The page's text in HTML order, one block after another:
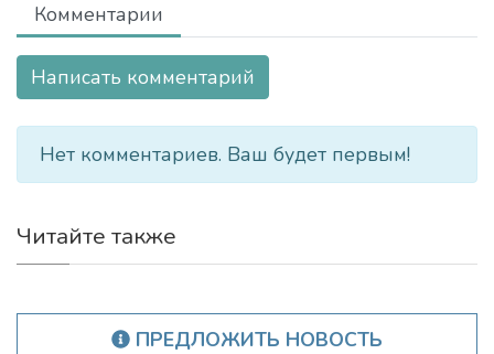
Комментарии
Написать комментарий
Нет комментариев. Ваш будет первым!
Читайте также
ПРЕДЛОЖИТЬ НОВОСТЬ